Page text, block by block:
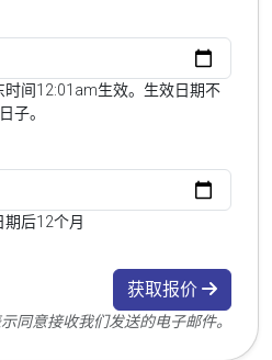
间12:01am生效。生效日期不
子。
后12个月
获取报价
同意接收我们发送的电子邮件。